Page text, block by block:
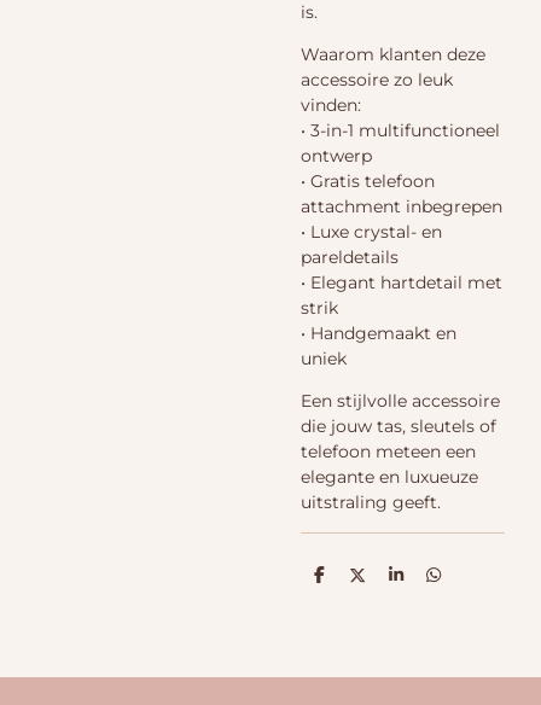
is.
Waarom klanten deze
accessoire zo leuk
vinden:
• 3-in-1 multifunctioneel
ontwerp
• Gratis telefoon
attachment inbegrepen
• Luxe crystal- en
pareldetails
• Elegant hartdetail met
strik
• Handgemaakt en
uniek
Een stijlvolle accessoire
die jouw tas, sleutels of
telefoon meteen een
elegante en luxueuze
uitstraling geeft.
D
D
S
D